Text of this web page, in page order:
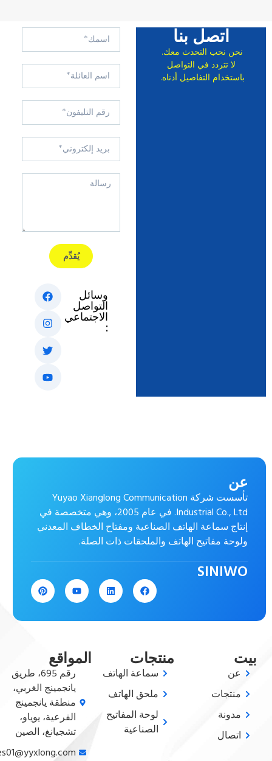
اتصل بنا
نحن نحب التحدث معك.
لا تتردد في التواصل
باستخدام التفاصيل أدناه.
يُقدِّم
وسائل
التواصل
الاجتماعي
عن
تأسست شركة Yuyao Xianglong Communication
Industrial Co., Ltd. في عام 2005، وهي متخصصة في
إنتاج سماعة الهاتف الصناعية ومفتاح الخطاف المعدني
ولوحة مفاتيح الهاتف والملحقات ذات الصلة.
SINIWO
بيت
عن
منتجات
مدونة
اتصال
منتجات
سماعة الهاتف
ملحق الهاتف
لوحة المفاتيح
الصناعية
المواقع
رقم 695، طريق
يانجمينج الغربي،
منطقة يانجمينج
الفرعية، يوياو،
تشجيانغ، الصين
sales01@yyxlong.com